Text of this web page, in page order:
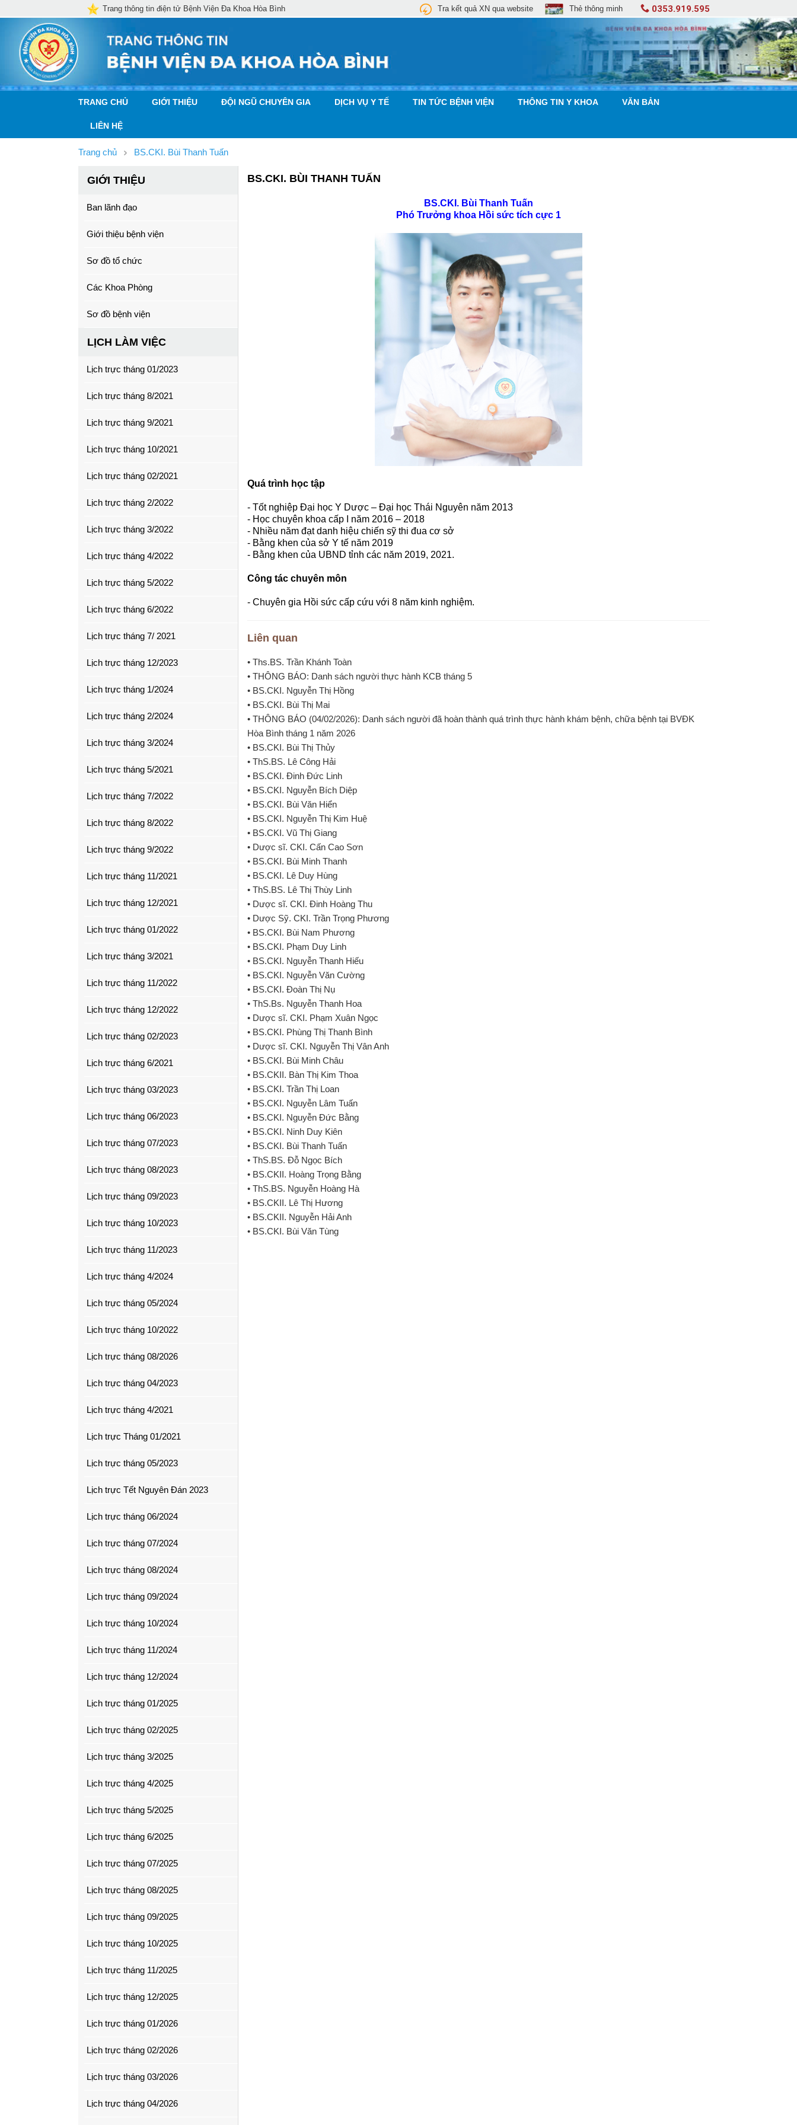
Trang thông tin điện tử Bệnh Viện Đa Khoa Hòa Bình 0353.919.595
Tra kết quả XN qua website Thẻ thông minh
TRANG CHỦ GIỚI THIỆU ĐỘI NGŨ CHUYÊN GIA DỊCH VỤ Y TẾ TIN TỨC BỆNH VIỆN THÔNG TIN Y KHOA VĂN BẢN
LIÊN HỆ
Trang chủ BS.CKI. Bùi Thanh Tuấn
GIỚI THIỆU
Ban lãnh đạo
Giới thiệu bệnh viện
Sơ đồ tổ chức
Các Khoa Phòng
Sơ đồ bệnh viện
LỊCH LÀM VIỆC
Lịch trực tháng 01/2023
Lịch trực tháng 8/2021
Lịch trực tháng 9/2021
Lịch trực tháng 10/2021
Lịch trực tháng 02/2021
Lịch trực tháng 2/2022
Lịch trực tháng 3/2022
Lịch trực tháng 4/2022
Lịch trực tháng 5/2022
Lịch trực tháng 6/2022
Lịch trực tháng 7/ 2021
Lịch trực tháng 12/2023
Lịch trực tháng 1/2024
Lịch trực tháng 2/2024
Lịch trực tháng 3/2024
Lịch trực tháng 5/2021
Lịch trực tháng 7/2022
Lịch trực tháng 8/2022
Lịch trực tháng 9/2022
Lịch trực tháng 11/2021
Lịch trực tháng 12/2021
Lịch trực tháng 01/2022
Lịch trực tháng 3/2021
Lịch trực tháng 11/2022
Lịch trực tháng 12/2022
Lịch trực tháng 02/2023
Lịch trực tháng 6/2021
Lịch trực tháng 03/2023
Lịch trực tháng 06/2023
Lịch trực tháng 07/2023
Lịch trực tháng 08/2023
Lịch trực tháng 09/2023
Lịch trực tháng 10/2023
Lịch trực tháng 11/2023
Lịch trực tháng 4/2024
Lịch trực tháng 05/2024
Lịch trực tháng 10/2022
Lịch trực tháng 08/2026
Lịch trực tháng 04/2023
Lịch trực tháng 4/2021
Lịch trực Tháng 01/2021
Lịch trực tháng 05/2023
Lịch trực Tết Nguyên Đán 2023
Lịch trực tháng 06/2024
Lịch trực tháng 07/2024
Lịch trực tháng 08/2024
Lịch trực tháng 09/2024
Lịch trực tháng 10/2024
Lịch trực tháng 11/2024
Lịch trực tháng 12/2024
Lịch trực tháng 01/2025
Lịch trực tháng 02/2025
Lịch trực tháng 3/2025
Lịch trực tháng 4/2025
Lịch trực tháng 5/2025
Lịch trực tháng 6/2025
Lịch trực tháng 07/2025
Lịch trực tháng 08/2025
Lịch trực tháng 09/2025
Lịch trực tháng 10/2025
Lịch trực tháng 11/2025
Lịch trực tháng 12/2025
Lịch trực tháng 01/2026
Lịch trực tháng 02/2026
Lịch trực tháng 03/2026
Lịch trực tháng 04/2026
BS.CKI. BÙI THANH TUẤN
BS.CKI. Bùi Thanh Tuấn
Phó Trưởng khoa Hồi sức tích cực 1
Quá trình học tập
- Tốt nghiệp Đại học Y Dược – Đại học Thái Nguyên năm 2013
- Học chuyên khoa cấp I năm 2016 – 2018
- Nhiều năm đạt danh hiệu chiến sỹ thi đua cơ sở
- Bằng khen của sở Y tế năm 2019
- Bằng khen của UBND tỉnh các năm 2019, 2021.
Công tác chuyên môn
- Chuyên gia Hồi sức cấp cứu với 8 năm kinh nghiệm.
Liên quan
• Ths.BS. Trần Khánh Toàn
• THÔNG BÁO: Danh sách người thực hành KCB tháng 5
• BS.CKI. Nguyễn Thị Hồng
• BS.CKI. Bùi Thị Mai
• THÔNG BÁO (04/02/2026): Danh sách người đã hoàn thành quá trình thực hành khám bệnh, chữa bệnh tại BVĐK
Hòa Bình tháng 1 năm 2026
• BS.CKI. Bùi Thị Thủy
• ThS.BS. Lê Công Hải
• BS.CKI. Đinh Đức Linh
• BS.CKI. Nguyễn Bích Diệp
• BS.CKI. Bùi Văn Hiển
• BS.CKI. Nguyễn Thị Kim Huệ
• BS.CKI. Vũ Thị Giang
• Dược sĩ. CKI. Cấn Cao Sơn
• BS.CKI. Bùi Minh Thanh
• BS.CKI. Lê Duy Hùng
• ThS.BS. Lê Thị Thùy Linh
• Dược sĩ. CKI. Đinh Hoàng Thu
• Dược Sỹ. CKI. Trần Trọng Phương
• BS.CKI. Bùi Nam Phương
• BS.CKI. Phạm Duy Linh
• BS.CKI. Nguyễn Thanh Hiếu
• BS.CKI. Nguyễn Văn Cường
• BS.CKI. Đoàn Thị Nụ
• ThS.Bs. Nguyễn Thanh Hoa
• Dược sĩ. CKI. Phạm Xuân Ngọc
• BS.CKI. Phùng Thị Thanh Bình
• Dược sĩ. CKI. Nguyễn Thị Vân Anh
• BS.CKI. Bùi Minh Châu
• BS.CKII. Bàn Thị Kim Thoa
• BS.CKI. Trần Thị Loan
• BS.CKI. Nguyễn Lâm Tuấn
• BS.CKI. Nguyễn Đức Bằng
• BS.CKI. Ninh Duy Kiên
• BS.CKI. Bùi Thanh Tuấn
• ThS.BS. Đỗ Ngọc Bích
• BS.CKII. Hoàng Trọng Bằng
• ThS.BS. Nguyễn Hoàng Hà
• BS.CKII. Lê Thị Hương
• BS.CKII. Nguyễn Hải Anh
• BS.CKI. Bùi Văn Tùng